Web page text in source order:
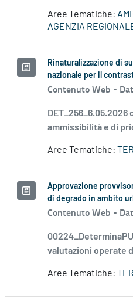
Aree Tematiche:
AGENZIA
Rinaturalizzazione di
nazionale per il
Contenuto Web -
ammissibilità e di
Aree Tematiche:
Approvazione
di degrado in ambito
Contenuto Web -
valutazioni operate
Aree Tematiche: